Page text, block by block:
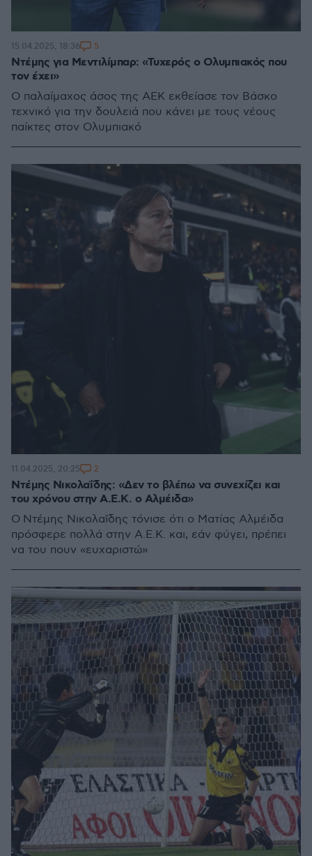
Ντέμης για Μεντιλίμπαρ: «Τυχερός ο Ολυμπιακός που
τον έχει»
Ο παλαίμαχος άσος της ΑΕΚ εκθείασε τον Βάσκο
τεχνικό για την δουλειά που κάνει με τους νέους
παίκτες στον Ολυμπιακό
15.04.2025, 18:36 5
Ντέμης Νικολαΐδης: «Δεν το βλέπω να συνεχίζει και
του χρόνου στην Α.Ε.Κ. ο Αλμέιδα»
Ο Ντέμης Νικολαΐδης τόνισε ότι ο Ματίας Αλμέιδα
πρόσφερε πολλά στην Α.Ε.Κ. και, εάν φύγει, πρέπει
να του πουν «ευχαριστώ»
11.04.2025, 20:25 2